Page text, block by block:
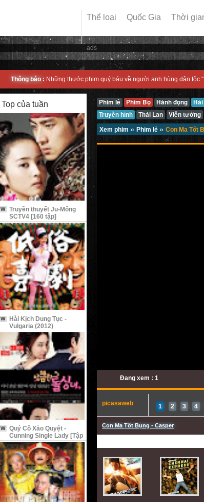
Thể loại Quốc Gia Thời
ads
Thông báo : Những thước phim quý báu về người anh hùng dân tộc "
Top của tuần
W
Truyền thuyết Ju-Mông
SCTV4 [160 tập]
W
Hài Kịch Dung Tục -
Vulgaria (2012)
W
Quý Cô Xảo Quyệt -
Cunning Single Lady [Tập
9 Vietsub]
Phim lẻ Phim Bộ Hành động
Truyền hình
Thái Lan Viễn tưởng
Xem phim » Phim lẻ » Con Ma Tốt
Đang xem : 1
picasaweb 1 2 3 4
Con Ma Tốt Bụng - Casper